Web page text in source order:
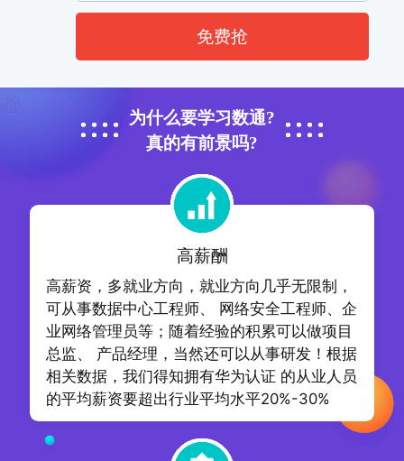
免费抢
为什么要学习数通?
真的有前景吗?
高薪酬
高薪资，多就业方向，就业方向几乎无限制，
可从事数据中心工程师、 网络安全工程师、企
业网络管理员等；随着经验的积累可以做项目
总监、 产品经理，当然还可以从事研发！根据
相关数据，我们得知拥有华为认证 的从业人员
的平均薪资要超出行业平均水平20%-30%